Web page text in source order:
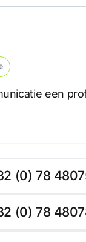
een
(0) 78
(0) 78